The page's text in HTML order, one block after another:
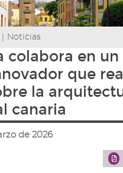
Noticias
colabora en un
que
la
canaria
de 2026